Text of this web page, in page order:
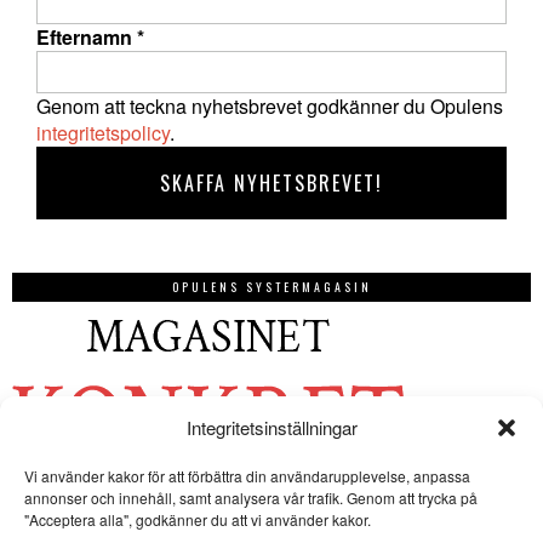
Integritetsinställningar
Vi använder kakor för att förbättra din användarupplevelse, anpassa
annonser och innehåll, samt analysera vår trafik. Genom att trycka på
"Acceptera alla", godkänner du att vi använder kakor.
Efternamn *
Genom att teckna nyhetsbrevet godkänner du Opulens
integritetspolicy.
OPULENS SYSTERMAGASIN